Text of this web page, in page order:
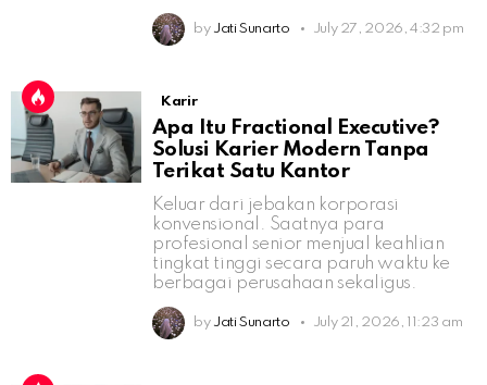
by Jati Sunarto July 27, 2026, 4:32 pm
Karir
Apa Itu Fractional Executive?
Solusi Karier Modern Tanpa
Terikat Satu Kantor
Keluar dari jebakan korporasi
konvensional. Saatnya para
profesional senior menjual keahlian
tingkat tinggi secara paruh waktu ke
berbagai perusahaan sekaligus.
by Jati Sunarto July 21, 2026, 11:23 am